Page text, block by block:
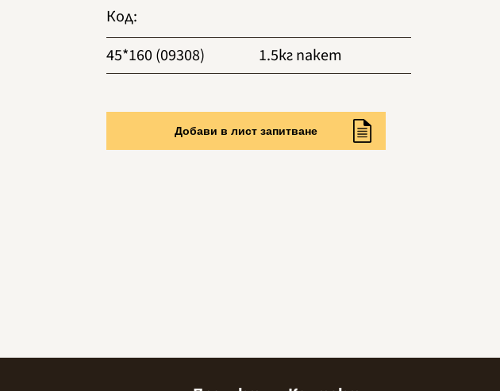
Код:
45*160 (09308)
1.5кг пакет
Добави в лист запитване